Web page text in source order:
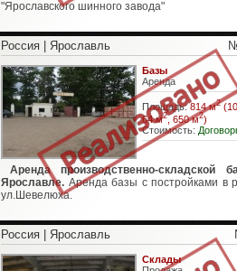
"Ярославского шинного завода"
Россия | Ярославль
Базы
Аренда
Площадь:814 м2
64 м2 , 650 м2)
Стоимость:
Аренда производственно-складской
Ярославле. Аренда базы с постройками в
ул.Шевелюха.
Россия | Ярославль
Склады